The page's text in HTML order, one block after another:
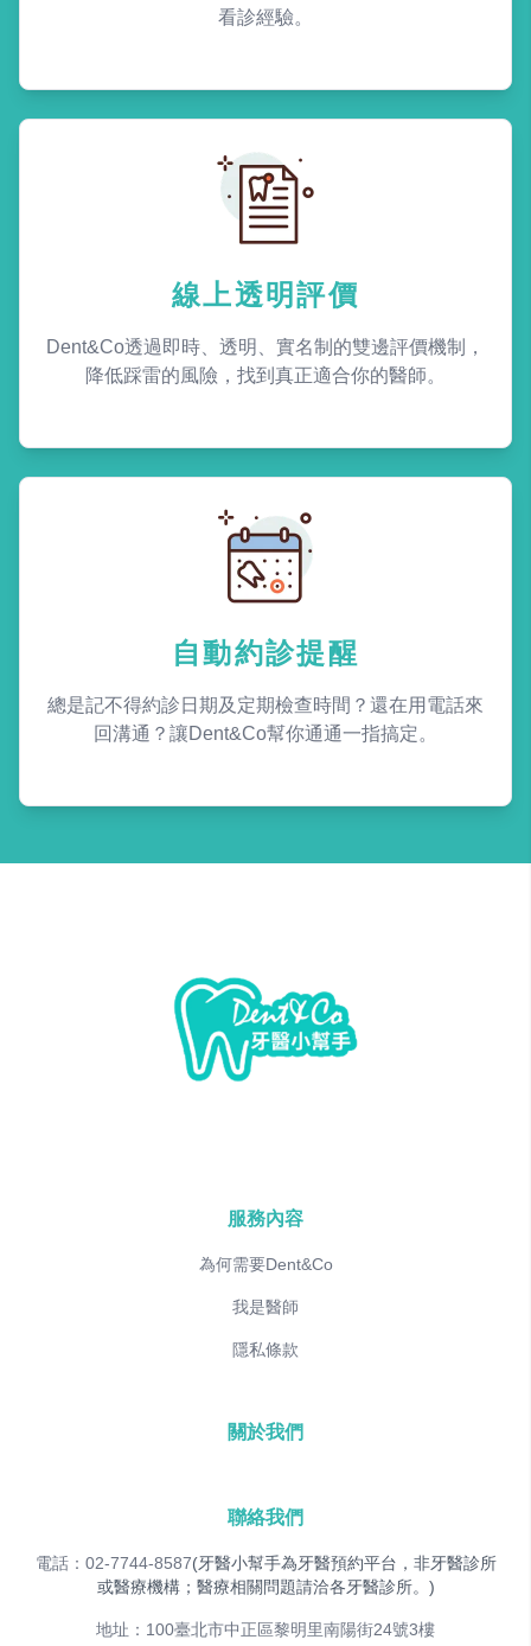
看診經驗。
線上透明評價
Dent&Co透過即時、透明、實名制的雙邊評價機制，
降低踩雷的風險，找到真正適合你的醫師。
自動約診提醒
總是記不得約診日期及定期檢查時間？還在用電話來
回溝通？讓Dent&Co幫你通通一指搞定。
服務內容
為何需要Dent&Co
我是醫師
隱私條款
關於我們
聯絡我們
電話：02-7744-8587(牙醫小幫手為牙醫預約平台，非牙醫診所
或醫療機構；醫療相關問題請洽各牙醫診所。)
地址：100臺北市中正區黎明里南陽街24號3樓